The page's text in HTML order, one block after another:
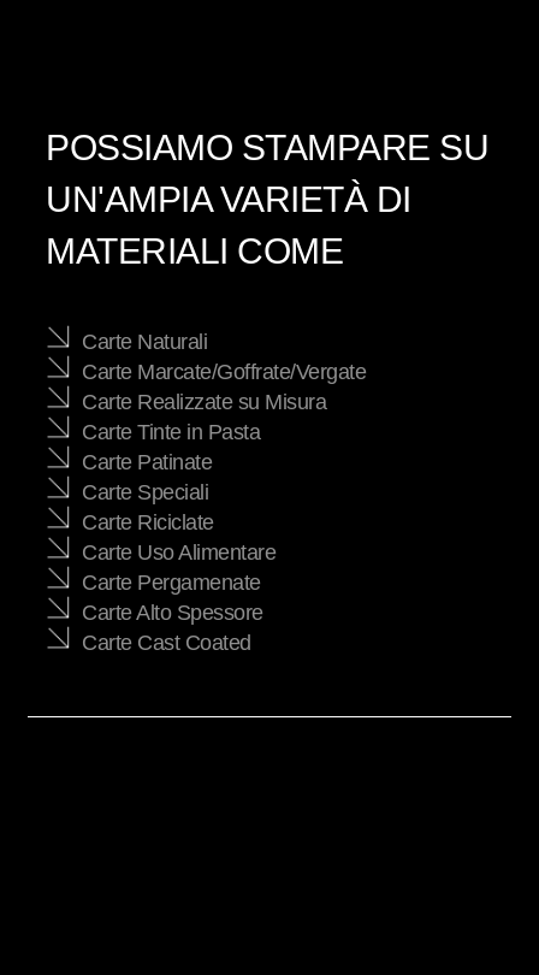
POSSIAMO STAMPARE SU
UN'AMPIA VARIETÀ DI
MATERIALI COME
Carte Naturali
Carte Marcate/Goffrate/Vergate
Carte Realizzate su Misura
Carte Tinte in Pasta
Carte Patinate
Carte Speciali
Carte Riciclate
Carte Uso Alimentare
Carte Pergamenate
Carte Alto Spessore
Carte Cast Coated